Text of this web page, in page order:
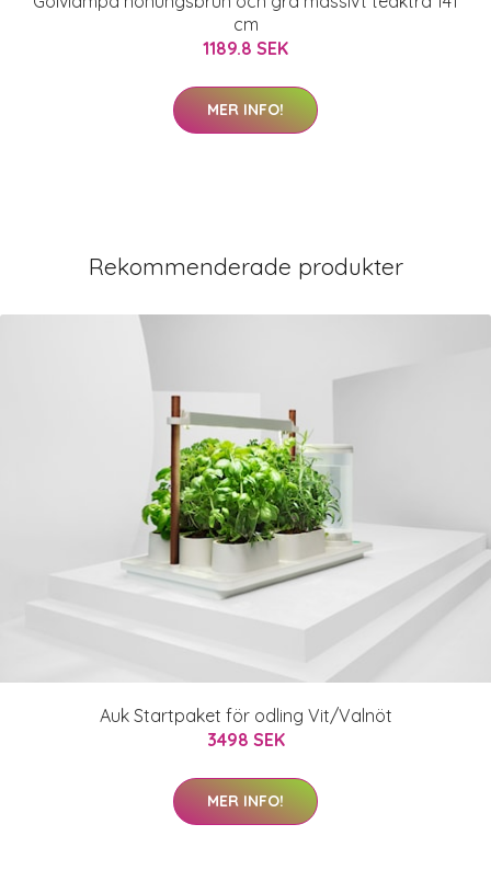
cm
1189.8 SEK
MER INFO!
Rekommenderade produkter
Auk Startpaket för odling Vit/Valnöt
3498 SEK
MER INFO!